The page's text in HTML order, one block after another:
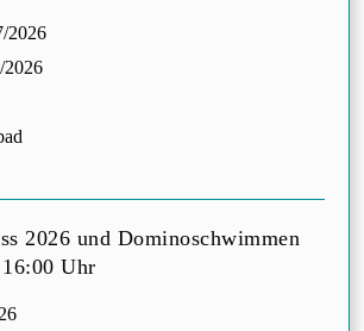
2026
2026
2026 und Dominoschwimmen
Uhr